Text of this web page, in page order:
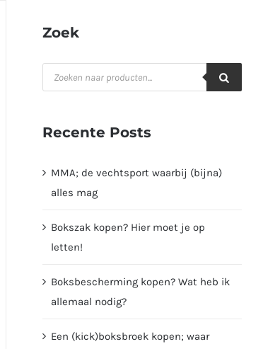
Zoek
Producten
zoeken
Recente Posts
MMA; de vechtsport waarbij (bijna)
alles mag
Bokszak kopen? Hier moet je op
letten!
Boksbescherming kopen? Wat heb ik
allemaal nodig?
Een (kick)boksbroek kopen; waar